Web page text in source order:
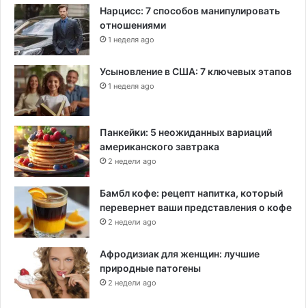
Нарцисс: 7 способов манипулировать
отношениями
1 неделя ago
Усыновление в США: 7 ключевых этапов
1 неделя ago
Панкейки: 5 неожиданных вариаций
американского завтрака
2 недели ago
Бамбл кофе: рецепт напитка, который
перевернет ваши представления о кофе
2 недели ago
Афродизиак для женщин: лучшие
природные патогены
2 недели ago